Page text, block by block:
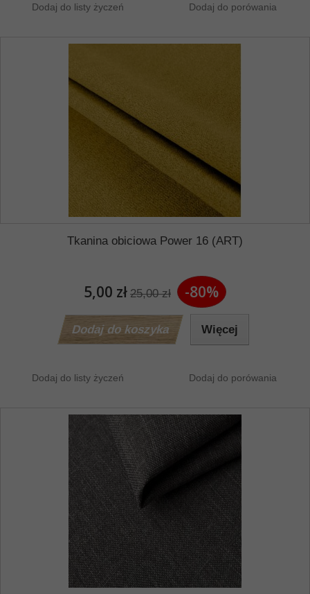
Dodaj do listy życzeń Dodaj do porówania
Tkanina obiciowa Power 16 (ART)
5,00 zł 25,00 zł -80%
Dodaj do koszyka Więcej
Dodaj do listy życzeń Dodaj do porówania